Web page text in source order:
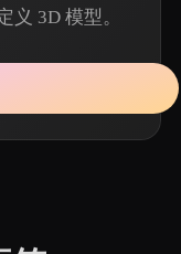
3D 模型。